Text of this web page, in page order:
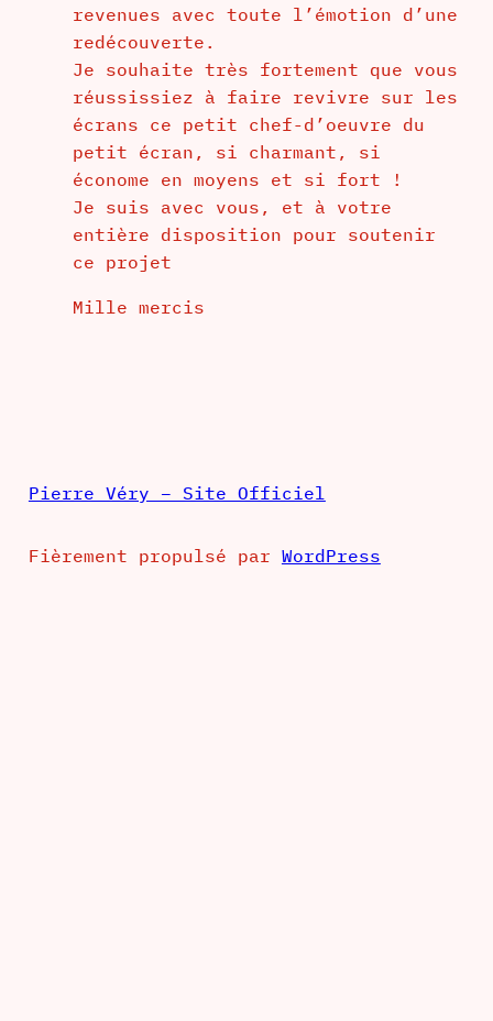
revenues avec toute l’émotion d’une
redécouverte.
Je souhaite très fortement que vous
réussissiez à faire revivre sur les
écrans ce petit chef-d’oeuvre du
petit écran, si charmant, si
économe en moyens et si fort !
Je suis avec vous, et à votre
entière disposition pour soutenir
ce projet
Mille mercis
Pierre Véry – Site Officiel
Fièrement propulsé par WordPress